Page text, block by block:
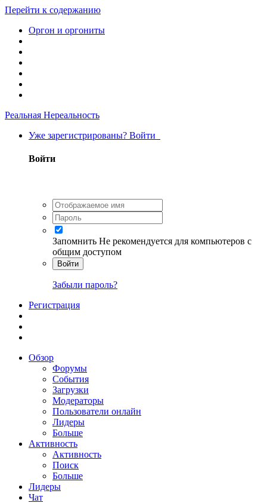
Перейти к содержанию
Оргон и оргониты
Реальная Нереальность
Уже зарегистрированы? Войти
Войти
Запомнить Не рекомендуется для компьютеров с
общим доступом
Войти
Забыли пароль?
Регистрация
Обзор
Форумы
События
Загрузки
Модераторы
Пользователи онлайн
Лидеры
Больше
Активность
Активность
Поиск
Больше
Лидеры
Чат